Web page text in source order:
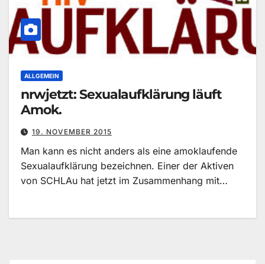
ALLGEMEIN
nrwjetzt: Sexualaufklärung läuft
Amok.
19. NOVEMBER 2015
Man kann es nicht anders als eine amoklaufende
Sexualaufklärung bezeichnen. Einer der Aktiven
von SCHLAu hat jetzt im Zusammenhang mit…